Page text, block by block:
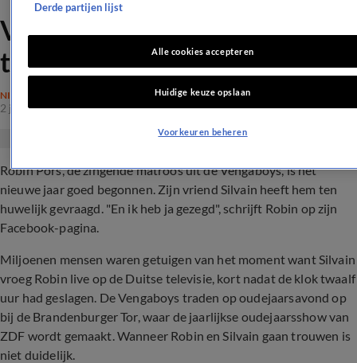
Vengaboy Robin gaat
trouwen!
NIEUWS
2 jan 2017, 21:00
Robin Pors, de zingende matroos uit de Vengaboys, is het
nieuwe jaar goed begonnen. Zijn vriend Silvain heeft hem ten
huwelijk gevraagd. "En ik heb ja gezegd", schrijft Robin op zijn
Facebook-pagina.
Miljoenen mensen waren getuigen van het moment want Silvain
vroeg Robin live op de Duitse televisie, kort nadat de klok twaalf
uur had geslagen. De Vengaboys traden op oudejaarsavond op
bij de Brandenburger Tor, waar de jaarlijkse oudejaarsshow van
ZDF wordt gemaakt. Wanneer Robin en Silvain gaan trouwen is
niet duidelijk.
Derde partijen lijst
Alle cookies accepteren
Huidige keuze opslaan
Voorkeuren beheren